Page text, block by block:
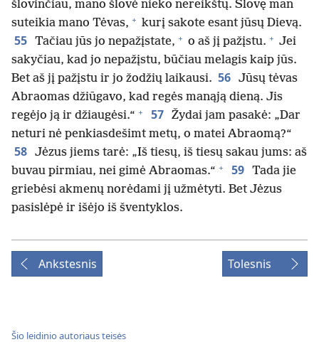
šlovinčiau, mano šlovė nieko nereikštų. Šlovę man
suteikia mano Tėvas, + kurį sakote esant jūsų Dievą.
55 Tačiau jūs jo nepažįstate, + o aš jį pažįstu. + Jei
sakyčiau, kad jo nepažįstu, būčiau melagis kaip jūs.
Bet aš jį pažįstu ir jo žodžių laikausi. 56 Jūsų tėvas
Abraomas džiūgavo, kad regės manąją dieną. Jis
regėjo ją ir džiaugėsi.“ + 57 Žydai jam pasakė: „Dar
neturi nė penkiasdešimt metų, o matei Abraomą?“
58 Jėzus jiems tarė: „Iš tiesų, iš tiesų sakau jums: aš
buvau pirmiau, nei gimė Abraomas.“ + 59 Tada jie
griebėsi akmenų norėdami jį užmėtyti. Bet Jėzus
pasislėpė ir išėjo iš šventyklos.
Ankstesnis Tolesnis
Šio leidinio autoriaus teisės